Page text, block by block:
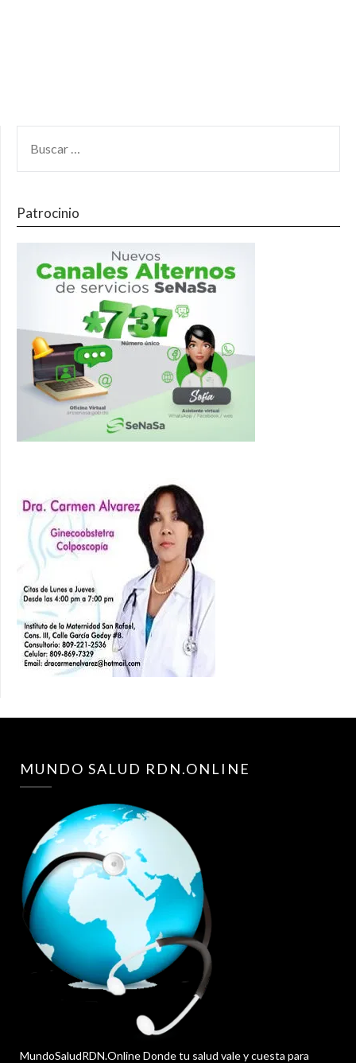
Patrocinio
MUNDO SALUD RDN.ONLINE
MundoSaludRDN.Online Donde tu salud vale y cuesta para